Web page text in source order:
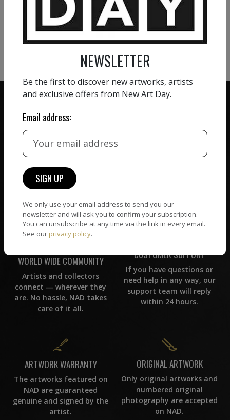
VIEW MORE PHOTOGRAPHY
VIEW MORE SCULPTURE
ZERO COMMISSION
We believe in artists
receiving the full value of
their work. We take ZERO
commission on sales.
HAND-PICKED ARTISTS
team, for highest quality.
WORLD WIDE COMMUNITY
Artists and collectors
connect — wherever they
are. No hassle, NAD takes
care of it all.
CUSTOMER SUPPORT
If you have questions or
need help in any way, our
support team will reply
within 24 hours.
ARTWORK WARRANTY
The artworks featured on
NAD are guaranteed
genuine and signed by the
artist.
ORIGINAL ARTWORK
Only original artworks and
numbered original
photography are accepted
on NAD.
NEWSLETTER
Be the first to discover new artworks, artists
and exclusive offers from New Art Day.
Email address:
We only use your email address to send you our
newsletter and will ask you to confirm your subscription.
You can unsubscribe at any time via the link in every email.
See our privacy policy.